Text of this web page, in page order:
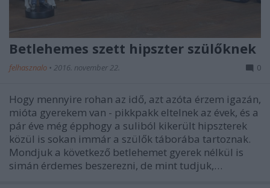
Betlehemes szett hipszter szülőknek
felhasznalo • 2016. november 22. 0
Hogy mennyire rohan az idő, azt azóta érzem igazán,
mióta gyerekem van - pikkpakk eltelnek az évek, és a
pár éve még épphogy a suliból kikerült hipszterek
közül is sokan immár a szülők táborába tartoznak.
Mondjuk a következő betlehemet gyerek nélkül is
simán érdemes beszerezni, de mint tudjuk,…